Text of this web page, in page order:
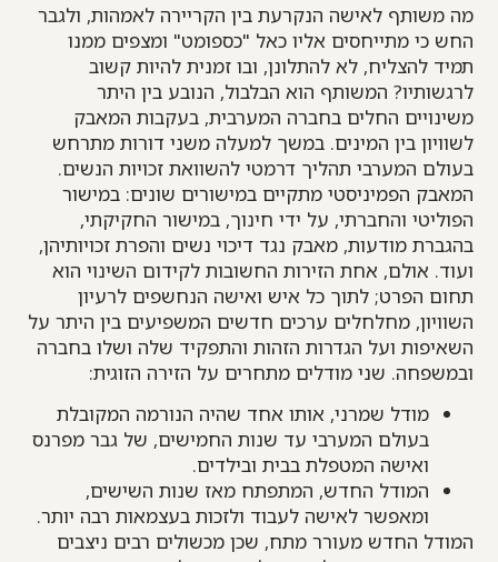
מה משותף לאישה הנקרעת בין הקריירה לאמהות, ולגבר
החש כי מתייחסים אליו כאל "כספומט" ומצפים ממנו
תמיד להצליח, לא להתלונן, ובו זמנית להיות קשוב
לרגשותיו? המשותף הוא הבלבול, הנובע בין היתר
משינויים החלים בחברה המערבית, בעקבות המאבק
לשוויון בין המינים. במשך למעלה משני דורות מתרחש
בעולם המערבי תהליך דרמטי להשוואת זכויות הנשים.
המאבק הפמיניסטי מתקיים במישורים שונים: במישור
הפוליטי והחברתי, על ידי חינוך, במישור החקיקתי,
בהגברת מודעות, מאבק נגד דיכוי נשים והפרת זכויותיהן,
ועוד. אולם, אחת הזירות החשובות לקידום השינוי הוא
תחום הפרט; לתוך כל איש ואישה הנחשפים לרעיון
השוויון, מחלחלים ערכים חדשים המשפיעים בין היתר על
השאיפות ועל הגדרות הזהות והתפקיד שלה ושלו בחברה
ובמשפחה. שני מודלים מתחרים על הזירה הזוגית:
מודל שמרני, אותו אחד שהיה הנורמה המקובלת
בעולם המערבי עד שנות החמישים, של גבר מפרנס
ואישה המטפלת בבית ובילדים.
המודל החדש, המתפתח מאז שנות השישים,
ומאפשר לאישה לעבוד ולזכות בעצמאות רבה יותר.
המודל החדש מעורר מתח, שכן מכשולים רבים ניצבים